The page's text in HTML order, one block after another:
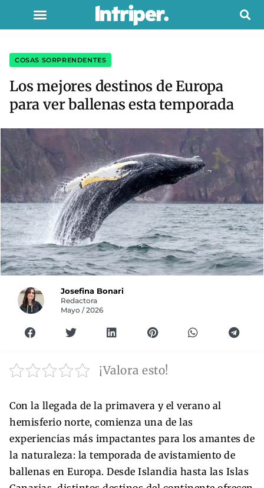
COSAS SORPRENDENTES
Los mejores destinos de Europa
para ver ballenas esta temporada
Josefina Bonari
Redactora
Mayo / 2026
¡Valora esto!
Con la llegada de la primavera y el verano al
hemisferio norte, comienza una de las
experiencias más impactantes para los amantes de
la naturaleza: la temporada de avistamiento de
ballenas en Europa. Desde Islandia hasta las Islas